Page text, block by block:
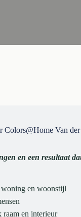
Colors@Home Van
en een resultaat
en woonstijl
raam en interieur